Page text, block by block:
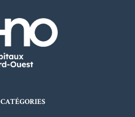
CATÉGORIES